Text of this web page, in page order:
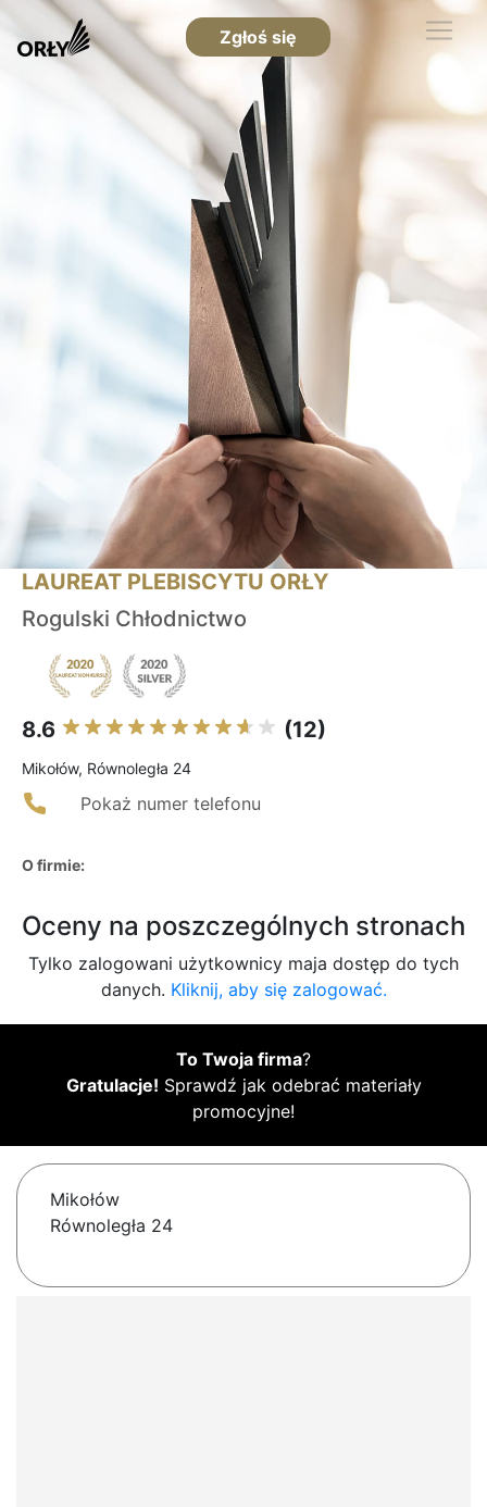
Zgłoś się
LAUREAT PLEBISCYTU ORŁY
Rogulski Chłodnictwo
8.6 (12)
Mikołów, Równoległa 24
Pokaż numer telefonu
O firmie:
Oceny na poszczególnych stronach
Tylko zalogowani użytkownicy maja dostęp do tych
danych. Kliknij, aby się zalogować.
To Twoja firma?
Gratulacje! Sprawdź jak odebrać materiały
promocyjne!
Mikołów
Równoległa 24